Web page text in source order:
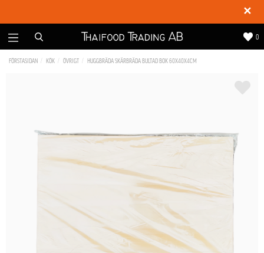
✕
0
FÖRSTASIDAN KÖK ÖVRIGT HUGGBRÄDA SKÄRBRÄDA BULTAD BOK 60X40X4CM